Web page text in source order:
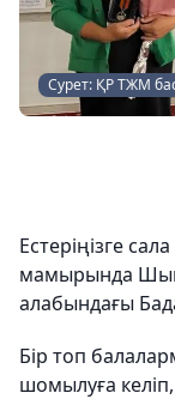
Сурет: ҚР ТЖМ
Естеріңізге
мамырында
алабындағы
Бір топ
шомылуға